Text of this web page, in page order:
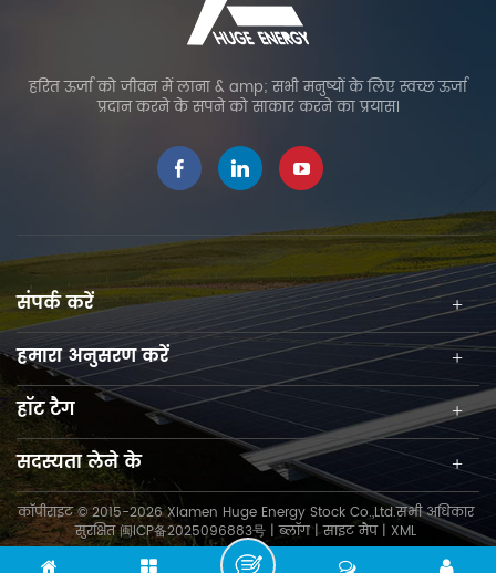
हरित ऊर्जा को जीवन में लाना & amp; सभी मनुष्यों के लिए स्वच्छ ऊर्जा
प्रदान करने के सपने को साकार करने का प्रयास।
संपर्क करें
हमारा अनुसरण करें
हॉट टैग
सदस्यता लेने के
कॉपीराइट © 2015-2026 Xiamen Huge Energy Stock Co.,Ltd.सभी अधिकार
सुरक्षित闽ICP备2025096883号|ब्लॉग|साइट मैप| XML